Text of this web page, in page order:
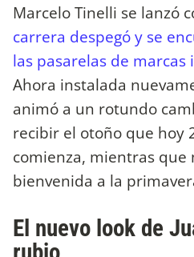
Marcelo Tinelli se lanzó
carrera despegó y se
las pasarelas de
Ahora instalada
animó a un rotundo
recibir el otoño que hoy
comienza, mientras que
bienvenida a la
El nuevo look de